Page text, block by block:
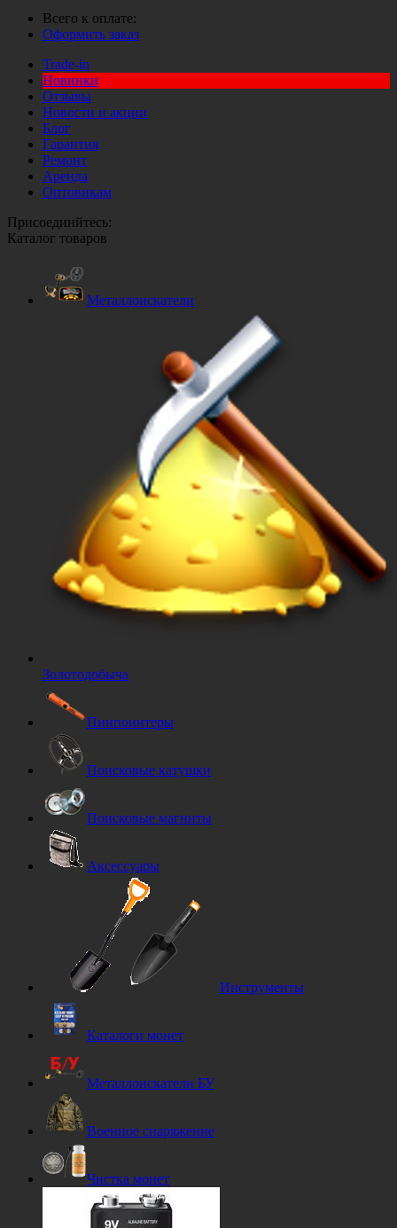
Всего к оплате:
Оформить заказ
Trade-in
Новинки
Отзывы
Новости и акции
Блог
Гарантия
Ремонт
Аренда
Оптовикам
Присоединйтесь:
Каталог товаров
Металлоискатели
Золотодобыча
Пинпоинтеры
Поисковые катушки
Поисковые магниты
Аксессуары
Инструменты
Каталоги монет
Металлоискатели БУ
Военное снаряжение
Чистка монет